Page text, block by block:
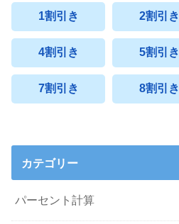
1割引き 2割引き
4割引き 5割引き
7割引き 8割引き
カテゴリー
パーセント計算